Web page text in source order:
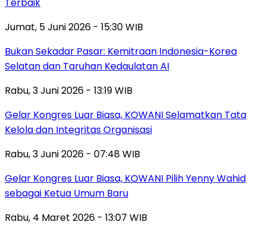
Jumat, 5 Juni 2026 - 15:30 WIB
Bukan Sekadar Pasar: Kemitraan Indonesia-Korea
Selatan dan Taruhan Kedaulatan AI
Rabu, 3 Juni 2026 - 13:19 WIB
Gelar Kongres Luar Biasa, KOWANI Selamatkan Tata
Kelola dan Integritas Organisasi
Rabu, 3 Juni 2026 - 07:48 WIB
Gelar Kongres Luar Biasa, KOWANI Pilih Yenny Wahid
sebagai Ketua Umum Baru
Rabu, 4 Maret 2026 - 13:07 WIB